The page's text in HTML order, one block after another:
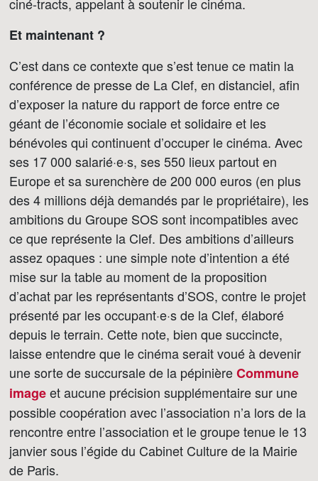
Et maintenant ?
C’est dans ce contexte que s’est tenue ce matin la
conférence de presse de La Clef, en distanciel, afin
d’exposer la nature du rapport de force entre ce
géant de l’économie sociale et solidaire et les
bénévoles qui continuent d’occuper le cinéma. Avec
ses 17 000 salarié·e·s, ses 550 lieux partout en
Europe et sa surenchère de 200 000 euros (en plus
des 4 millions déjà demandés par le propriétaire), les
ambitions du Groupe SOS sont incompatibles avec
ce que représente la Clef. Des ambitions d’ailleurs
assez opaques : une simple note d’intention a été
mise sur la table au moment de la proposition
d’achat par les représentants d’SOS, contre le projet
présenté par les occupant·e·s de la Clef, élaboré
depuis le terrain. Cette note, bien que succincte,
laisse entendre que le cinéma serait voué à devenir
une sorte de succursale de la pépinièreCommune
imageet aucune précision supplémentaire sur une
possible coopération avec l’association n’a lors de la
rencontre entre l’association et le groupe tenue le 13
janvier sous l’égide du Cabinet Culture de la Mairie
de Paris.